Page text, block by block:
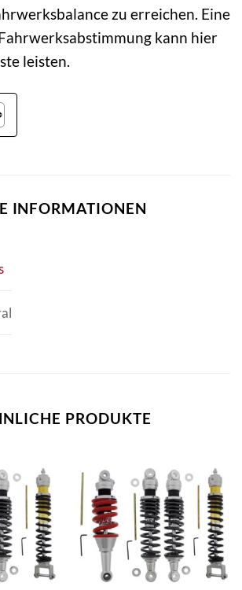
zu erreichen. Eine
kann hier
leisten.
INFORMATIONEN
PRODUKTE